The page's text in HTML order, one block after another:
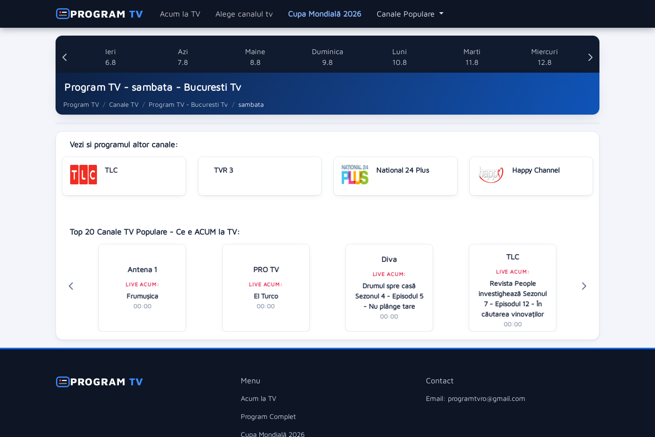
PROGRAMTV Acum la TV Alege canalul tv Cupa Mondială 2026 Canale Populare
Ieri
6.8
Azi
7.8
Maine
8.8
Duminica
9.8
Luni
10.8
Marti
11.8
Miercuri
12.8
Program TV - sambata - Bucuresti Tv
Program TV Canale TV Program TV - Bucuresti Tv sambata
Vezi si programul altor canale:
TLC TVR 3 National 24 Plus Happy Channel
Top 20 Canale TV Populare - Ce e ACUM la TV:
Antena 1
LIVE ACUM:
Frumușica
00:00
PRO TV
LIVE ACUM:
El Turco
00:00
Diva
LIVE ACUM:
Drumul spre casă
Sezonul 4 - Episodul 5
- Nu plânge tare
00:00
TLC
LIVE ACUM:
Revista People
investighează Sezonul
7 - Episodul 12 - În
căutarea vinovaților
00:00
PROGRAMTV Menu
Acum la TV
Program Complet
Cupa Mondială 2026
Contact
Email: programtvro@gmail.com